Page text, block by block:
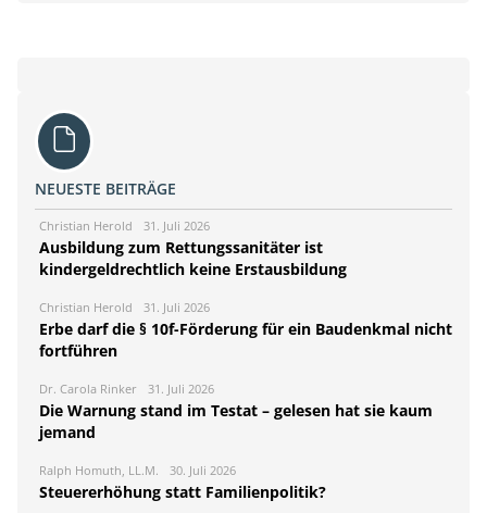
NEUESTE BEITRÄGE
Christian Herold 31. Juli 2026
Ausbildung zum Rettungssanitäter ist
kindergeldrechtlich keine Erstausbildung
Christian Herold 31. Juli 2026
Erbe darf die § 10f-Förderung für ein Baudenkmal nicht
fortführen
Dr. Carola Rinker 31. Juli 2026
Die Warnung stand im Testat – gelesen hat sie kaum
jemand
Ralph Homuth, LL.M. 30. Juli 2026
Steuererhöhung statt Familienpolitik?